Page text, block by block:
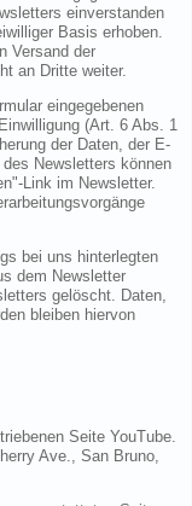
einverstanden
Basis erhoben.
Versand der
an Dritte weiter.
eingegebenen
(Art. 6 Abs. 1
der Daten, der E-
Newsletters können
Link im Newsletter.
bei uns hinterlegten
dem Newsletter
gelöscht. Daten,
bleiben hiervon
Seite YouTube.
Ave., San Bruno,